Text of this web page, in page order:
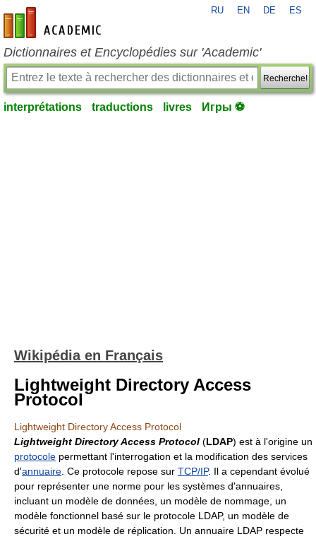
fr-academic.com
RU EN DE ES
Dictionnaires et Encyclopédies sur 'Academic'
Recherche!
interprétations traductions livres Игры ⚽
Wikipédia en Français
Lightweight Directory Access
Protocol
Lightweight Directory Access Protocol
Lightweight Directory Access Protocol (LDAP) est à l'origine un
protocole permettant l'interrogation et la modification des services
d'annuaire . Ce protocole repose sur TCP/IP. Il a cependant évolué
pour représenter une norme pour les systèmes d'annuaires,
incluant un modèle de données, un modèle de nommage, un
modèle fonctionnel basé sur le protocole LDAP, un modèle de
sécurité et un modèle de réplication. Un annuaire LDAP respecte